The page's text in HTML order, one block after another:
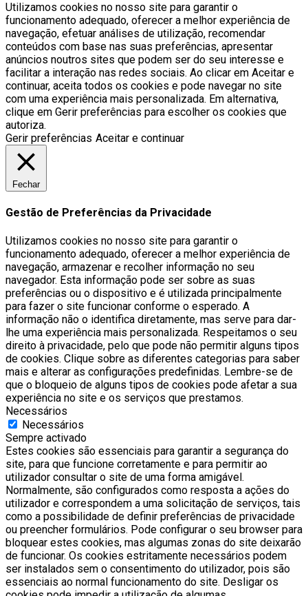
Utilizamos cookies no nosso site para garantir o
funcionamento adequado, oferecer a melhor experiência de
navegação, efetuar análises de utilização, recomendar
conteúdos com base nas suas preferências, apresentar
anúncios noutros sites que podem ser do seu interesse e
facilitar a interação nas redes sociais. Ao clicar em Aceitar e
continuar, aceita todos os cookies e pode navegar no site
com uma experiência mais personalizada. Em alternativa,
clique em Gerir preferências para escolher os cookies que
autoriza.
Gerir preferências Aceitar e continuar
Fechar
Gestão de Preferências da Privacidade
Utilizamos cookies no nosso site para garantir o
funcionamento adequado, oferecer a melhor experiência de
navegação, armazenar e recolher informação no seu
navegador. Esta informação pode ser sobre as suas
preferências ou o dispositivo e é utilizada principalmente
para fazer o site funcionar conforme o esperado. A
informação não o identifica diretamente, mas serve para dar-
lhe uma experiência mais personalizada. Respeitamos o seu
direito à privacidade, pelo que pode não permitir alguns tipos
de cookies. Clique sobre as diferentes categorias para saber
mais e alterar as configurações predefinidas. Lembre-se de
que o bloqueio de alguns tipos de cookies pode afetar a sua
experiência no site e os serviços que prestamos.
Necessários
Necessários
Sempre activado
Estes cookies são essenciais para garantir a segurança do
site, para que funcione corretamente e para permitir ao
utilizador consultar o site de uma forma amigável.
Normalmente, são configurados como resposta a ações do
utilizador e correspondem a uma solicitação de serviços, tais
como a possibilidade de definir preferências de privacidade
ou preencher formulários. Pode configurar o seu browser para
bloquear estes cookies, mas algumas zonas do site deixarão
de funcionar. Os cookies estritamente necessários podem
ser instalados sem o consentimento do utilizador, pois são
essenciais ao normal funcionamento do site. Desligar os